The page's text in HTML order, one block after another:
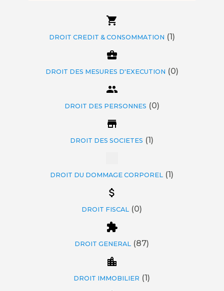
DROIT CREDIT & CONSOMMATION (1)
DROIT DES MESURES D'EXECUTION (0)
DROIT DES PERSONNES (0)
DROIT DES SOCIETES (1)
DROIT DU DOMMAGE CORPOREL (1)
DROIT FISCAL (0)
DROIT GENERAL (87)
DROIT IMMOBILIER (1)